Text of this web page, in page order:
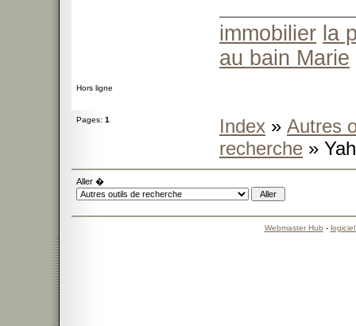
immobilier la
au bain Marie
Hors ligne
Pages: 1 Index » Autres
recherche »
Aller �
Webmaster Hub -